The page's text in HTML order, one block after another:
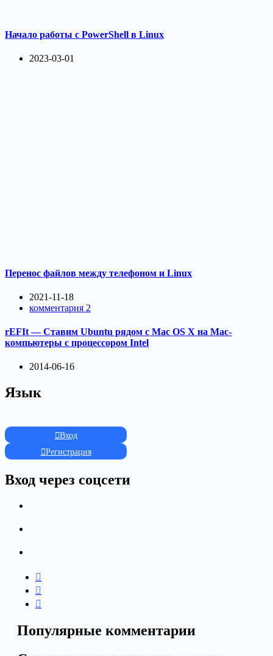
Начало работы с PowerShell в Linux
2023-03-01
Перенос файлов между телефоном и Linux
2021-11-18
комментария 2
rEFIt — Ставим Ubuntu рядом с Mac OS X на Mac-
компьютеры с процессором Intel
2014-06-16
Язык
Вход
Регистрация
Вход через соцсети
Популярные комментарии